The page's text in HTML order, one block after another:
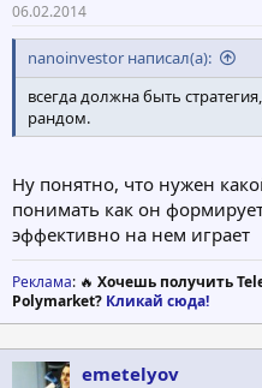
06.02.2014
nanoinvestor написал(а):
всегда должна быть
рандом.
Ну понятно, что нужен
понимать как он
эффективно на нем играет
Реклама: 🔥 Хочешь получить
Polymarket? Кликай сюда!
emetelyov